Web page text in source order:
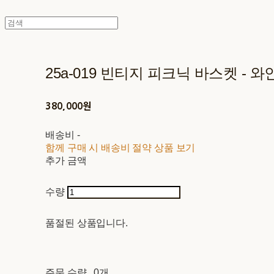
25a-019 빈티지 피크닉 바스켓 - 와
380,000원
배송비 -
함께 구매 시 배송비 절약 상품 보기
추가 금액
수량
품절된 상품입니다.